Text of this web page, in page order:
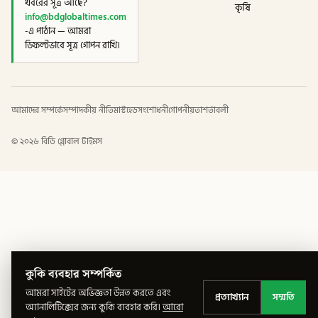
info@bdglobaltimes.com
-এ পাঠান — আমরা
ডিফল্টভাবে সূত্র গোপন রাখি।
কৃষি
আমাদের সম্পর্কেসম্পাদকীয় নীতিমাস্টহেডসংশোধনীগোপনীয়তাশর্তাবলী
©২০২৬ বিডি গ্লোবাল টাইমস
কুকি ব্যবহার সম্পর্কিত
আমরা সাইটের অভিজ্ঞতা উন্নত করতে এবং
অ্যানালিটিক্সের জন্য কুকি ব্যবহার করি।আরো
প্রত্যাখ্যান সম্মতি